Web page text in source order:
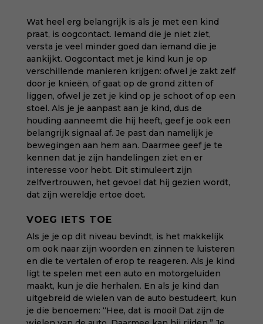
Wat heel erg belangrijk is als je met een kind
praat, is oogcontact. Iemand die je niet ziet,
versta je veel minder goed dan iemand die je
aankijkt. Oogcontact met je kind kun je op
verschillende manieren krijgen: ofwel je zakt zelf
door je knieën, of gaat op de grond zitten of
liggen, ofwel je zet je kind op je schoot of op een
stoel. Als je je aanpast aan je kind, dus de
houding aanneemt die hij heeft, geef je ook een
belangrijk signaal af. Je past dan namelijk je
bewegingen aan hem aan. Daarmee geef je te
kennen dat je zijn handelingen ziet en er
interesse voor hebt. Dit stimuleert zijn
zelfvertrouwen, het gevoel dat hij gezien wordt,
dat zijn wereldje ertoe doet.
VOEG IETS TOE
Als je je op dit niveau bevindt, is het makkelijk
om ook naar zijn woorden en zinnen te luisteren
en die te vertalen of erop te reageren. Als je kind
ligt te spelen met een auto en motorgeluiden
maakt, kun je die herhalen. En als je kind dan
uitgebreid de wielen van de auto bestudeert, kun
je die benoemen: “Hee, dat is mooi! Dat zijn de